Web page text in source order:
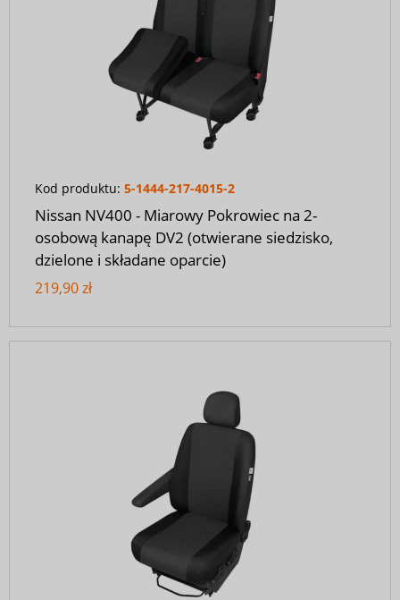
Kod produktu: 5-1444-217-4015-2
Nissan NV400 - Miarowy Pokrowiec na 2-
osobową kanapę DV2 (otwierane siedzisko,
dzielone i składane oparcie)
219,90 zł